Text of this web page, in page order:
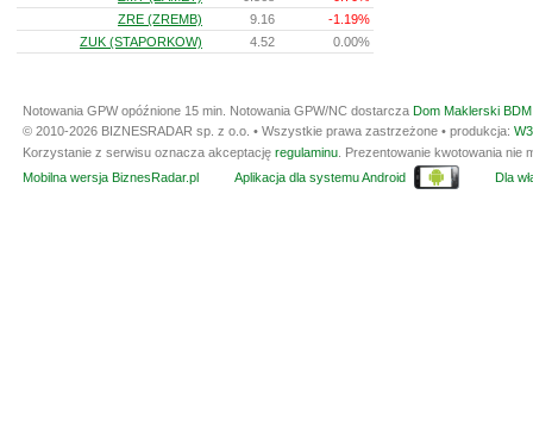
ZRE (ZREMB)
9.16
-1.19%
ZUK (STAPORKOW)
4.52 0.00%
Notowania GPW opóźnione 15 min. Notowania GPW/NC dostarcza Dom Maklerski
© 2010-2026 BIZNESRADAR sp. z o.o. • Wszystkie prawa zastrzeżone • produkcja:
Korzystanie z serwisu oznacza akceptację regulaminu . Prezentowanie kwotowania
Mobilna wersja BiznesRadar.pl
Aplikacja dla systemu Android Dla